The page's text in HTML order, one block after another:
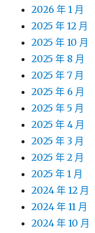
2026 年 1 月
2025 年 12 月
2025 年 10 月
2025 年 8 月
2025 年 7 月
2025 年 6 月
2025 年 5 月
2025 年 4 月
2025 年 3 月
2025 年 2 月
2025 年 1 月
2024 年 12 月
2024 年 11 月
2024 年 10 月